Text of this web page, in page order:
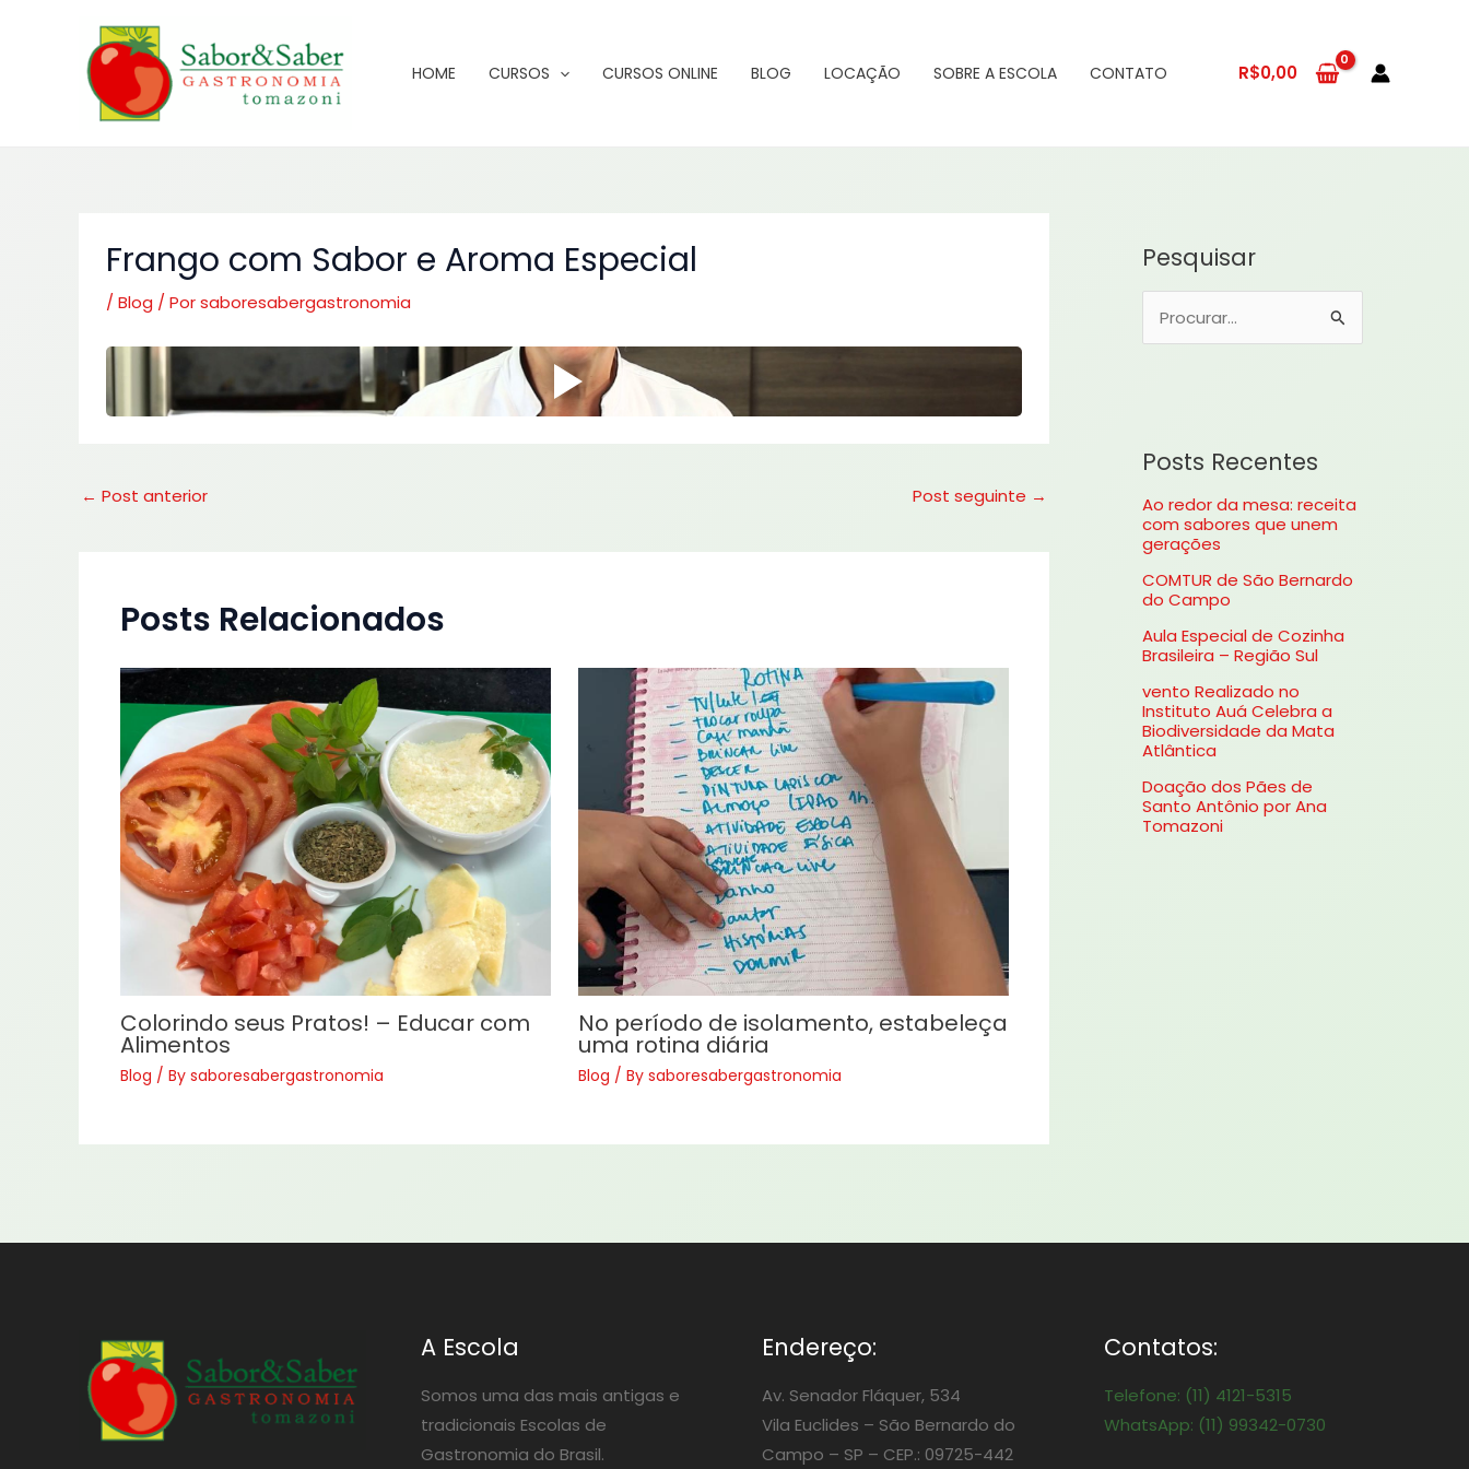
HOME CURSOS CURSOS ONLINE BLOG LOCAÇÃO SOBRE A ESCOLA CONTATO R$0,00
Frango com Sabor e Aroma Especial
/ Blog / Porsaboresabergastronomia
← Post anterior Post seguinte →
Posts Relacionados
Colorindo seus Pratos! – Educar com
Alimentos
Blog / By saboresabergastronomia
No período de isolamento, estabeleça
uma rotina diária
Blog / By saboresabergastronomia
Pesquisar
u
s
a
r
o
:
Posts Recentes
Ao redor da mesa: receita
com sabores que unem
gerações
COMTUR de São Bernardo
do Campo
Aula Especial de Cozinha
Brasileira – Região Sul
vento Realizado no
Instituto Auá Celebra a
Biodiversidade da Mata
Atlântica
Doação dos Pães de
Santo Antônio por Ana
Tomazoni
A Escola
Somos uma das mais antigas e
tradicionais Escolas de
Gastronomia do Brasil.
Endereço:
Av. Senador Fláquer, 534
Vila Euclides – São Bernardo do
Campo – SP – CEP.: 09725-442
Contatos:
Telefone: (11) 4121-5315
WhatsApp: (11) 99342-0730